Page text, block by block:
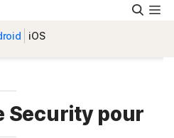
iOS
Security pour